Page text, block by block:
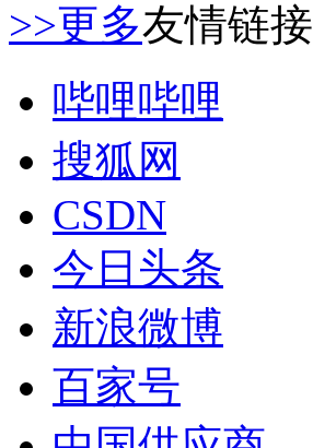
>>更多友情链接
哔哩哔哩
搜狐网
CSDN
今日头条
新浪微博
百家号